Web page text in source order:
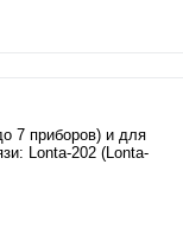
7 приборов) и для
Lonta-202 (Lonta-